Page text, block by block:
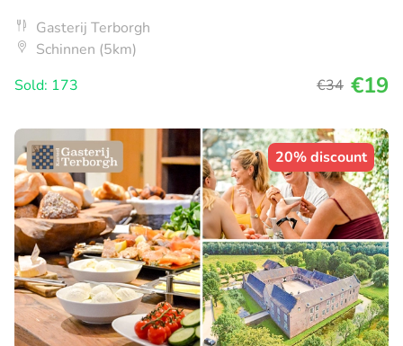
Gasterij Terborgh
Schinnen (5km)
Sold: 173
€34 €19
20% discount